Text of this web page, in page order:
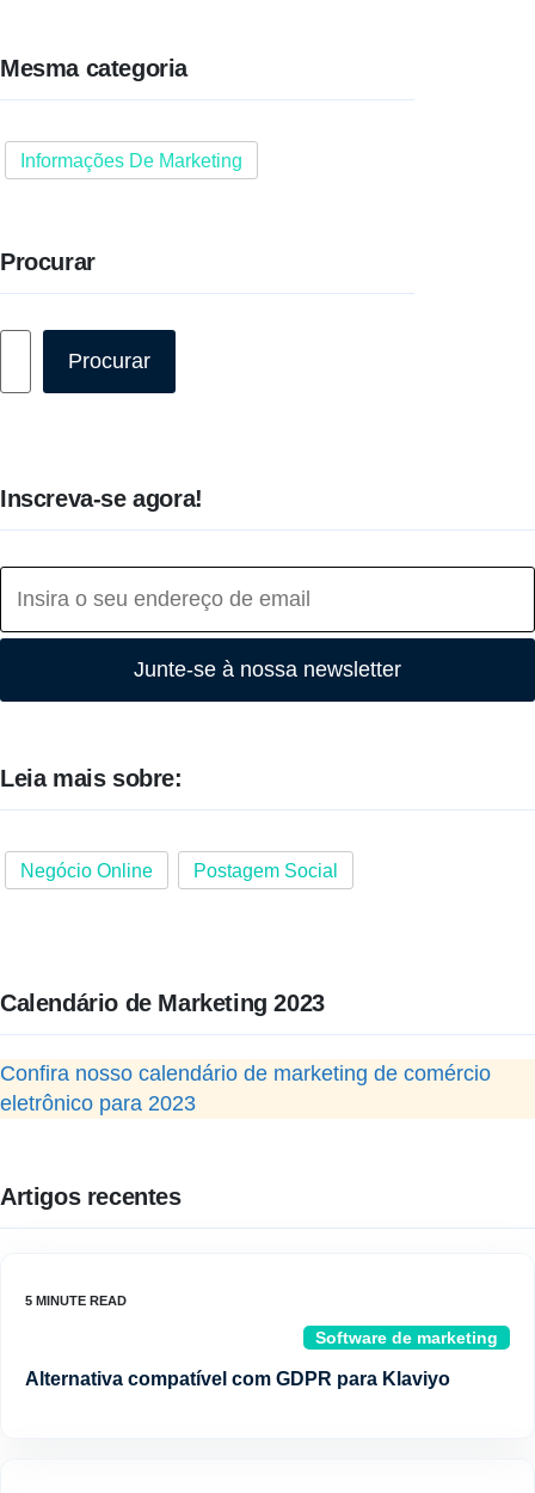
Mesma categoria
Informações De Marketing
Procurar
Procurar
Inscreva-se agora!
Junte-se à nossa newsletter
Leia mais sobre:
Negócio Online Postagem Social
Calendário de Marketing 2023
Confira nosso calendário de marketing de comércio
eletrônico para 2023
Artigos recentes
Software de marketing
Alternativa compatível com GDPR para Klaviyo